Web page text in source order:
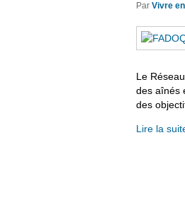
Par Vivre
Le
des aînés
des
Lire la